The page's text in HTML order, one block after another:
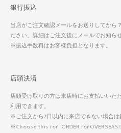
銀行振込
当店がご注文確認メールをお送りしてから
ださい。詳細はご注文後にメールでお知ら
※振込手数料はお客様負担となります。
店頭決済
店頭受け取りの方は来店時にお支払いいた
利用できます。
※ご注文から7日以内に来店できない場合は
※Choose this for "ORDER for OVERSEAS